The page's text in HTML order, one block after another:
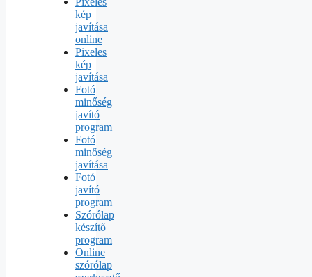
kép
javítása
online
Pixeles
kép
javítása
Fotó
minőség
javító
program
Fotó
minőség
javítása
Fotó
javító
program
Szórólap
készítő
program
Online
szórólap